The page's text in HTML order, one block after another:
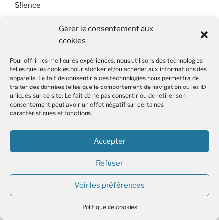
Gérer le consentement aux
cookies
Pour offrir les meilleures expériences, nous utilisons des technologies
telles que les cookies pour stocker et/ou accéder aux informations des
appareils. Le fait de consentir à ces technologies nous permettra de
traiter des données telles que le comportement de navigation ou les ID
uniques sur ce site. Le fait de ne pas consentir ou de retirer son
consentement peut avoir un effet négatif sur certaines
caractéristiques et fonctions.
Accepter
Refuser
Voir les préférences
Politique de cookies
S!lence
Travail, genre et sociétés
AGENDAS ALTERNATIFS
AMI – IdF
Rebellyon.info
NOUS CONTACTER